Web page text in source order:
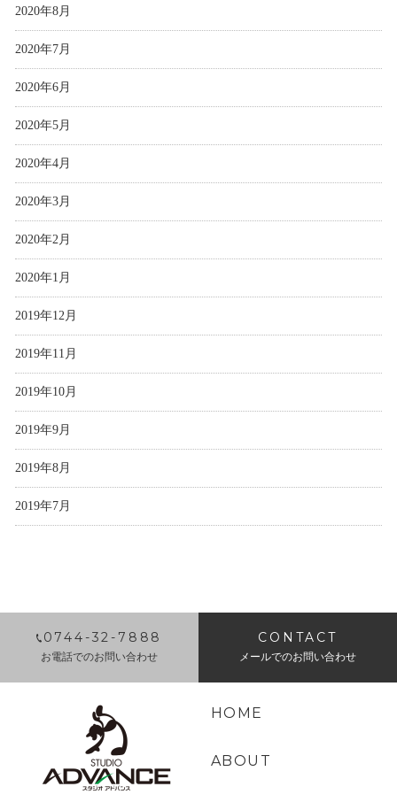
2020年8月
2020年7月
2020年6月
2020年5月
2020年4月
2020年3月
2020年2月
2020年1月
2019年12月
2019年11月
2019年10月
2019年9月
2019年8月
2019年7月
0744-32-7888
お電話でのお問い合わせ
CONTACT
メールでのお問い合わせ
HOME
ABOUT